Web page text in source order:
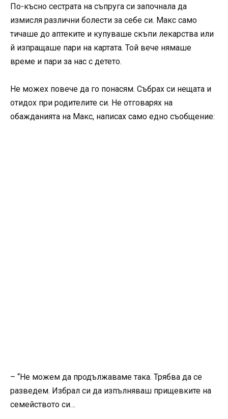
По-късно сестрата на съпруга си започнала да
измисля различни болести за себе си. Макс само
тичаше до аптеките и купуваше скъпи лекарства или
й изпращаше пари на картата. Той вече нямаше
време и пари за нас с детето.
Не можех повече да го понасям. Събрах си нещата и
отидох при родителите си. Не отговарях на
обажданията на Макс, написах само едно съобщение:
– “Не можем да продължаваме така. Трябва да се
разведем. Избрал си да изпълняваш прищевките на
семейството си…